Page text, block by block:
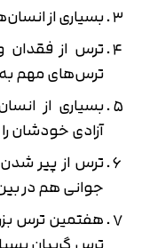
بسیاری از
ترس از
ترس‌های مهم
بسیاری از
آزادی خودشان
ترس از پیر
جوانی هم در
هفتمین ترس